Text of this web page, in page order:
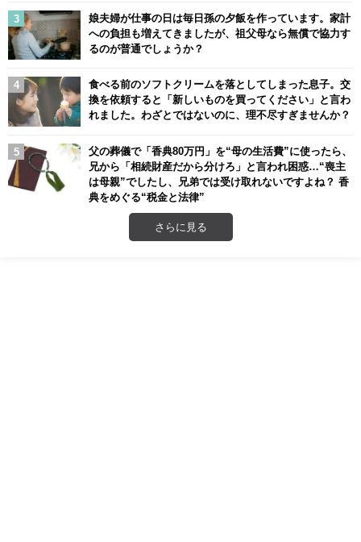
娘夫婦が仕事の日は毎日孫の夕飯を作っています。家計
への負担も増えてきましたが、祖父母なら無償で協力す
るのが普通でしょうか？
食べる前のソフトクリームを落としてしまった息子。交
換を依頼すると「新しいものを買ってください」と言わ
れました。わざとではないのに、理不尽すぎませんか？
父の葬儀で「香典80万円」を“母の生活費”に使ったら、
兄から「相続財産だから分けろ」と言われ困惑…“喪主
は母親”でしたし、兄弟では受け取れないですよね？ 香
典をめぐる“税金と法律”
さらに見る